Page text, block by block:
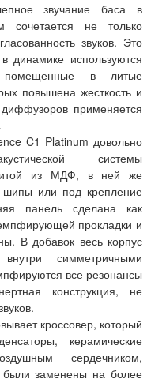
звучание баса в
сочетается не только
звуков. Это
динамике используются
помещенные в литые
повышена жесткость и
применяется
C1 Platinum довольно
системы
из МДФ, в ней же
шипы или под крепление
панель сделана как
прокладки и
В добавок весь корпус
симметричными
все резонансы
конструкция, не
кроссовер, который
керамические
сердечником,
были заменены на более